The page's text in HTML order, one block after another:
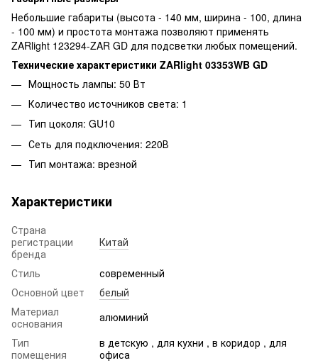
Небольшие габариты (высота - 140 мм, ширина - 100, длина
- 100 мм) и простота монтажа позволяют применять
ZARlight 123294-ZAR GD для подсветки любых помещений.
Технические характеристики ZARlight 03353WB GD
Мощность лампы: 50 Вт
Количество источников света: 1
Тип цоколя: GU10
Сеть для подключения: 220В
Тип монтажа: врезной
Характеристики
Страна
регистрации
бренда
Китай
Стиль
современный
Основной цвет
белый
Материал
основания
алюминий
Тип
помещения
в детскую , для кухни , в коридор , для
офиса